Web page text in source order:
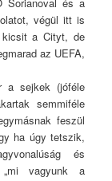
végül itt is
kicsit a Cityt, de
az UEFA,
a sejkek (jóféle
semmiféle
feszül
ha úgy tetszik,
és
„mi vagyunk a